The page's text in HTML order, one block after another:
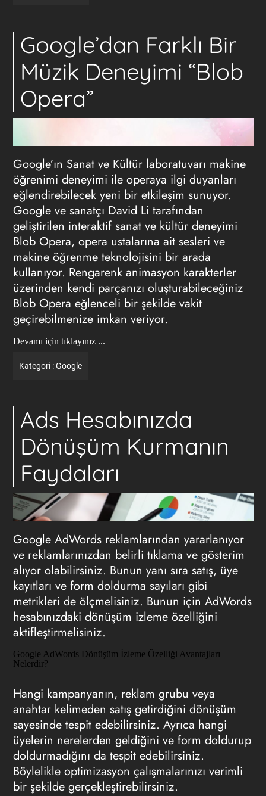
Google’dan Farklı Bir
Müzik Deneyimi “Blob
Opera”
Google’ın Sanat ve Kültür laboratuvarı makine
öğrenimi deneyimi ile operaya ilgi duyanları
eğlendirebilecek yeni bir etkileşim sunuyor.
Google ve sanatçı David Li tarafından
geliştirilen interaktif sanat ve kültür deneyimi
Blob Opera, opera ustalarına ait sesleri ve
makine öğrenme teknolojisini bir arada
kullanıyor. Rengarenk animasyon karakterler
üzerinden kendi parçanızı oluşturabileceğiniz
Blob Opera eğlenceli bir şekilde vakit
geçirebilmenize imkan veriyor.
Devamı için tıklayınız ...
Kategori :Google
Ads Hesabınızda
Dönüşüm Kurmanın
Faydaları
Google AdWords reklamlarından yararlanıyor
ve reklamlarınızdan belirli tıklama ve gösterim
alıyor olabilirsiniz. Bunun yanı sıra satış, üye
kayıtları ve form doldurma sayıları gibi
metrikleri de ölçmelisiniz. Bunun için AdWords
hesabınızdaki dönüşüm izleme özelliğini
aktifleştirmelisiniz.
Google AdWords Dönüşüm İzleme Özelliği Avantajları
Nelerdir?
Hangi kampanyanın, reklam grubu veya
anahtar kelimeden satış getirdiğini dönüşüm
sayesinde tespit edebilirsiniz. Ayrıca hangi
üyelerin nerelerden geldiğini ve form doldurup
doldurmadığını da tespit edebilirsiniz.
Böylelikle optimizasyon çalışmalarınızı verimli
bir şekilde gerçekleştirebilirsiniz.